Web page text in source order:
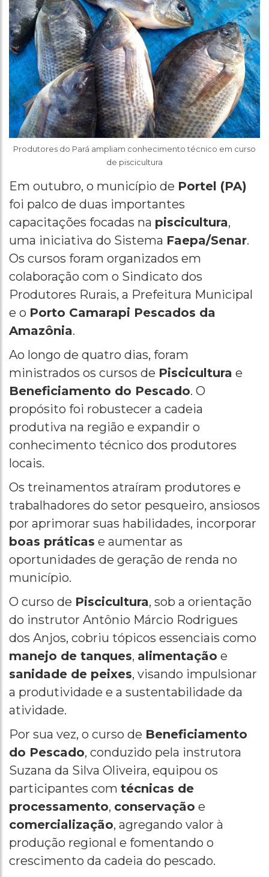
Produtores do Pará ampliam conhecimento técnico em curso
de piscicultura
Em outubro, o município de Portel (PA)
foi palco de duas importantes
capacitações focadas na piscicultura,
uma iniciativa do Sistema Faepa/Senar.
Os cursos foram organizados em
colaboração com o Sindicato dos
Produtores Rurais, a Prefeitura Municipal
e o Porto Camarapi Pescados da
Amazônia.
Ao longo de quatro dias, foram
ministrados os cursos de Piscicultura e
Beneficiamento do Pescado. O
propósito foi robustecer a cadeia
produtiva na região e expandir o
conhecimento técnico dos produtores
locais.
Os treinamentos atraíram produtores e
trabalhadores do setor pesqueiro, ansiosos
por aprimorar suas habilidades, incorporar
boas práticas e aumentar as
oportunidades de geração de renda no
município.
O curso de Piscicultura, sob a orientação
do instrutor Antônio Márcio Rodrigues
dos Anjos, cobriu tópicos essenciais como
manejo de tanques, alimentação e
sanidade de peixes, visando impulsionar
a produtividade e a sustentabilidade da
atividade.
Por sua vez, o curso de Beneficiamento
do Pescado, conduzido pela instrutora
Suzana da Silva Oliveira, equipou os
participantes com técnicas de
processamento, conservação e
comercialização, agregando valor à
produção regional e fomentando o
crescimento da cadeia do pescado.